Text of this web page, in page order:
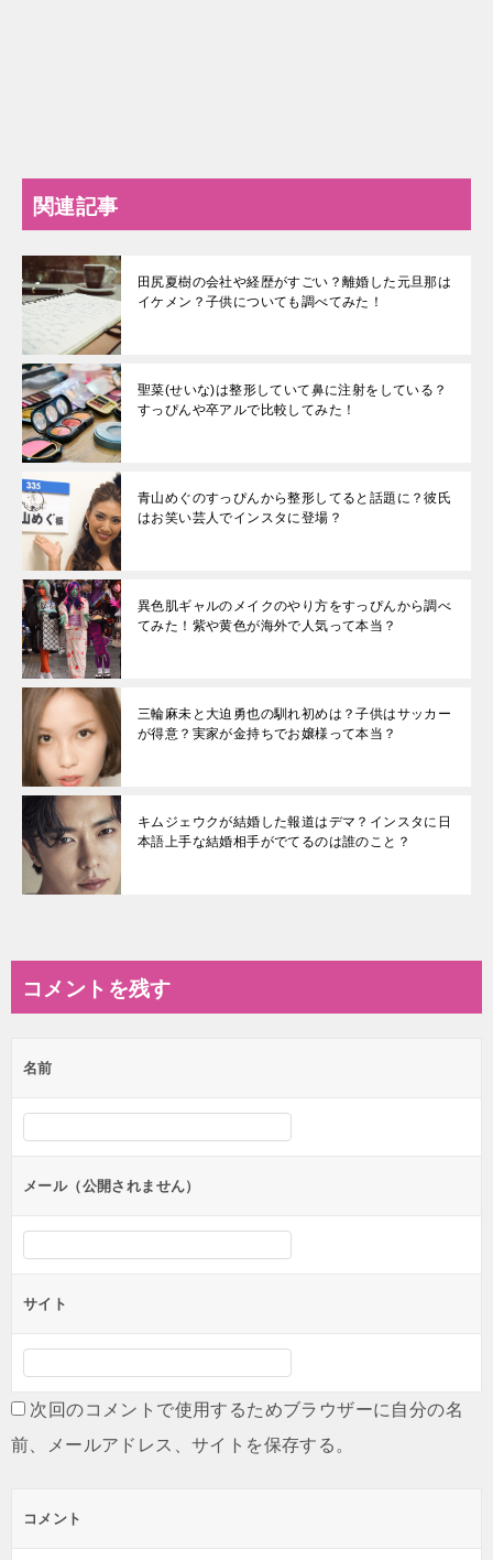
関連記事
田尻夏樹の会社や経歴がすごい？離婚した元旦那は
イケメン？子供についても調べてみた！
聖菜(せいな)は整形していて鼻に注射をしている？
すっぴんや卒アルで比較してみた！
青山めぐのすっぴんから整形してると話題に？彼氏
はお笑い芸人でインスタに登場？
異色肌ギャルのメイクのやり方をすっぴんから調べ
てみた！紫や黄色が海外で人気って本当？
三輪麻未と大迫勇也の馴れ初めは？子供はサッカー
が得意？実家が金持ちでお嬢様って本当？
キムジェウクが結婚した報道はデマ？インスタに日
本語上手な結婚相手がでてるのは誰のこと？
コメントを残す
名前
メール（公開されません）
サイト
次回のコメントで使用するためブラウザーに自分の名
前、メールアドレス、サイトを保存する。
コメント